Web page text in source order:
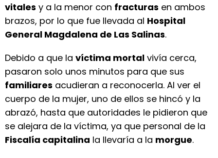
vitales y a la menor con fracturas en ambos
brazos, por lo que fue llevada al Hospital
General Magdalena de Las Salinas.
Debido a que la víctima mortal vivía cerca,
pasaron solo unos minutos para que sus
familiares acudieran a reconocerla. Al ver el
cuerpo de la mujer, uno de ellos se hincó y la
abrazó, hasta que autoridades le pidieron que
se alejara de la víctima, ya que personal de la
Fiscalía capitalina la llevaría a la morgue.